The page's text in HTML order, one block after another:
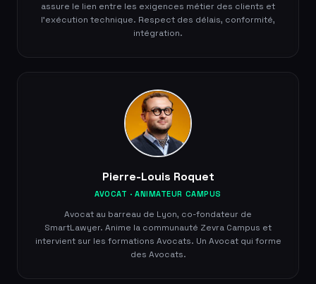
assure le lien entre les exigences métier des clients et
l'exécution technique. Respect des délais, conformité,
intégration.
Pierre-Louis Roquet
AVOCAT · ANIMATEUR CAMPUS
Avocat au barreau de Lyon, co-fondateur de
SmartLawyer. Anime la communauté Zevra Campus et
intervient sur les formations Avocats. Un Avocat qui forme
des Avocats.